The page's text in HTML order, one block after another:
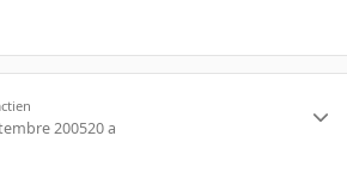
200520 a